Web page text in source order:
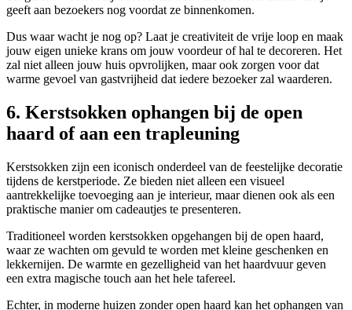
geeft aan bezoekers nog voordat ze binnenkomen.
Dus waar wacht je nog op? Laat je creativiteit de vrije loop en maak
jouw eigen unieke krans om jouw voordeur of hal te decoreren. Het
zal niet alleen jouw huis opvrolijken, maar ook zorgen voor dat
warme gevoel van gastvrijheid dat iedere bezoeker zal waarderen.
6. Kerstsokken ophangen bij de open
haard of aan een trapleuning
Kerstsokken zijn een iconisch onderdeel van de feestelijke decoratie
tijdens de kerstperiode. Ze bieden niet alleen een visueel
aantrekkelijke toevoeging aan je interieur, maar dienen ook als een
praktische manier om cadeautjes te presenteren.
Traditioneel worden kerstsokken opgehangen bij de open haard,
waar ze wachten om gevuld te worden met kleine geschenken en
lekkernijen. De warmte en gezelligheid van het haardvuur geven
een extra magische touch aan het hele tafereel.
Echter, in moderne huizen zonder open haard kan het ophangen van